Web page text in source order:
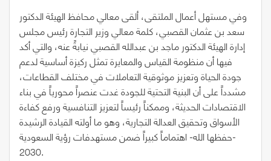
وفي مستهل أعمال الملتقى، ألقى معالي محافظ الهيئة الدكتور
سعد بن عثمان القصبي، كلمة معالي وزير التجارة رئيس مجلس
إدارة الهيئة الدكتور ماجد بن عبدالله القصبي نيابةً عنه، والتي أكد
فيها أن منظومة القياس والمعايرة تمثل ركيزة أساسية لدعم
جودة الحياة وتعزيز موثوقية التعاملات في مختلف القطاعات،
مشدداً على أن البنية التحتية للجودة غدت عنصراً محورياً في بناء
الاقتصادات الحديثة، وممكناً رئيساً لتعزيز التنافسية ورفع كفاءة
الأسواق وتحقيق العدالة التجارية، وهو ما أولته القيادة الرشيدة
-حفظها الله- اهتماماً كبيراً ضمن مستهدفات رؤية السعودية
2030.